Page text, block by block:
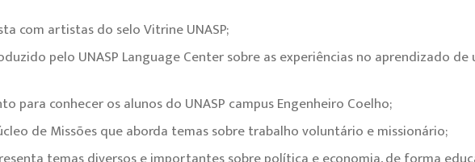
com artistas do selo Vitrine UNASP;
pelo UNASP Language Center sobre as experiências no aprendizado de
para conhecer os alunos do UNASP campus Engenheiro Coelho;
de Missões que aborda temas sobre trabalho voluntário e missionário;